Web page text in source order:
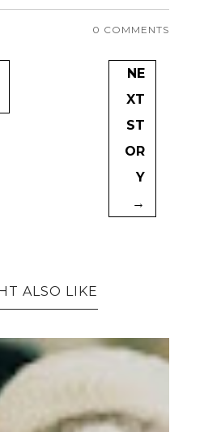
0 COMMENTS
NE
XT
ST
OR
Y
→
ALSO LIKE